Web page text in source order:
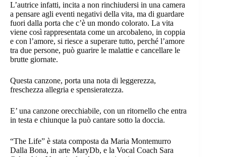
L’autrice infatti, incita a non rinchiudersi in una camera
a pensare agli eventi negativi della vita, ma di guardare
fuori dalla porta che c’è un mondo colorato. La vita
viene così rappresentata come un arcobaleno, in coppia
e con l’amore, si riesce a superare tutto, perché l’amore
tra due persone, può guarire le malattie e cancellare le
brutte giornate.
Questa canzone, porta una nota di leggerezza,
freschezza allegria e spensieratezza.
E’ una canzone orecchiabile, con un ritornello che entra
in testa e chiunque la può cantare sotto la doccia.
“The Life” è stata composta da Maria Montemurro
Dalla Bona, in arte MaryDb, e la Vocal Coach Sara